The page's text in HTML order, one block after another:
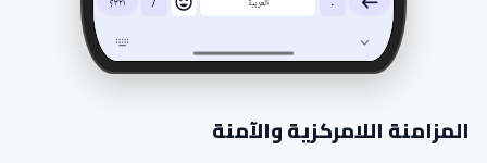
المزامنة اللامركزية والآمنة